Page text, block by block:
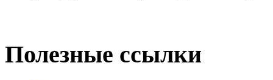
Полезные ссылки